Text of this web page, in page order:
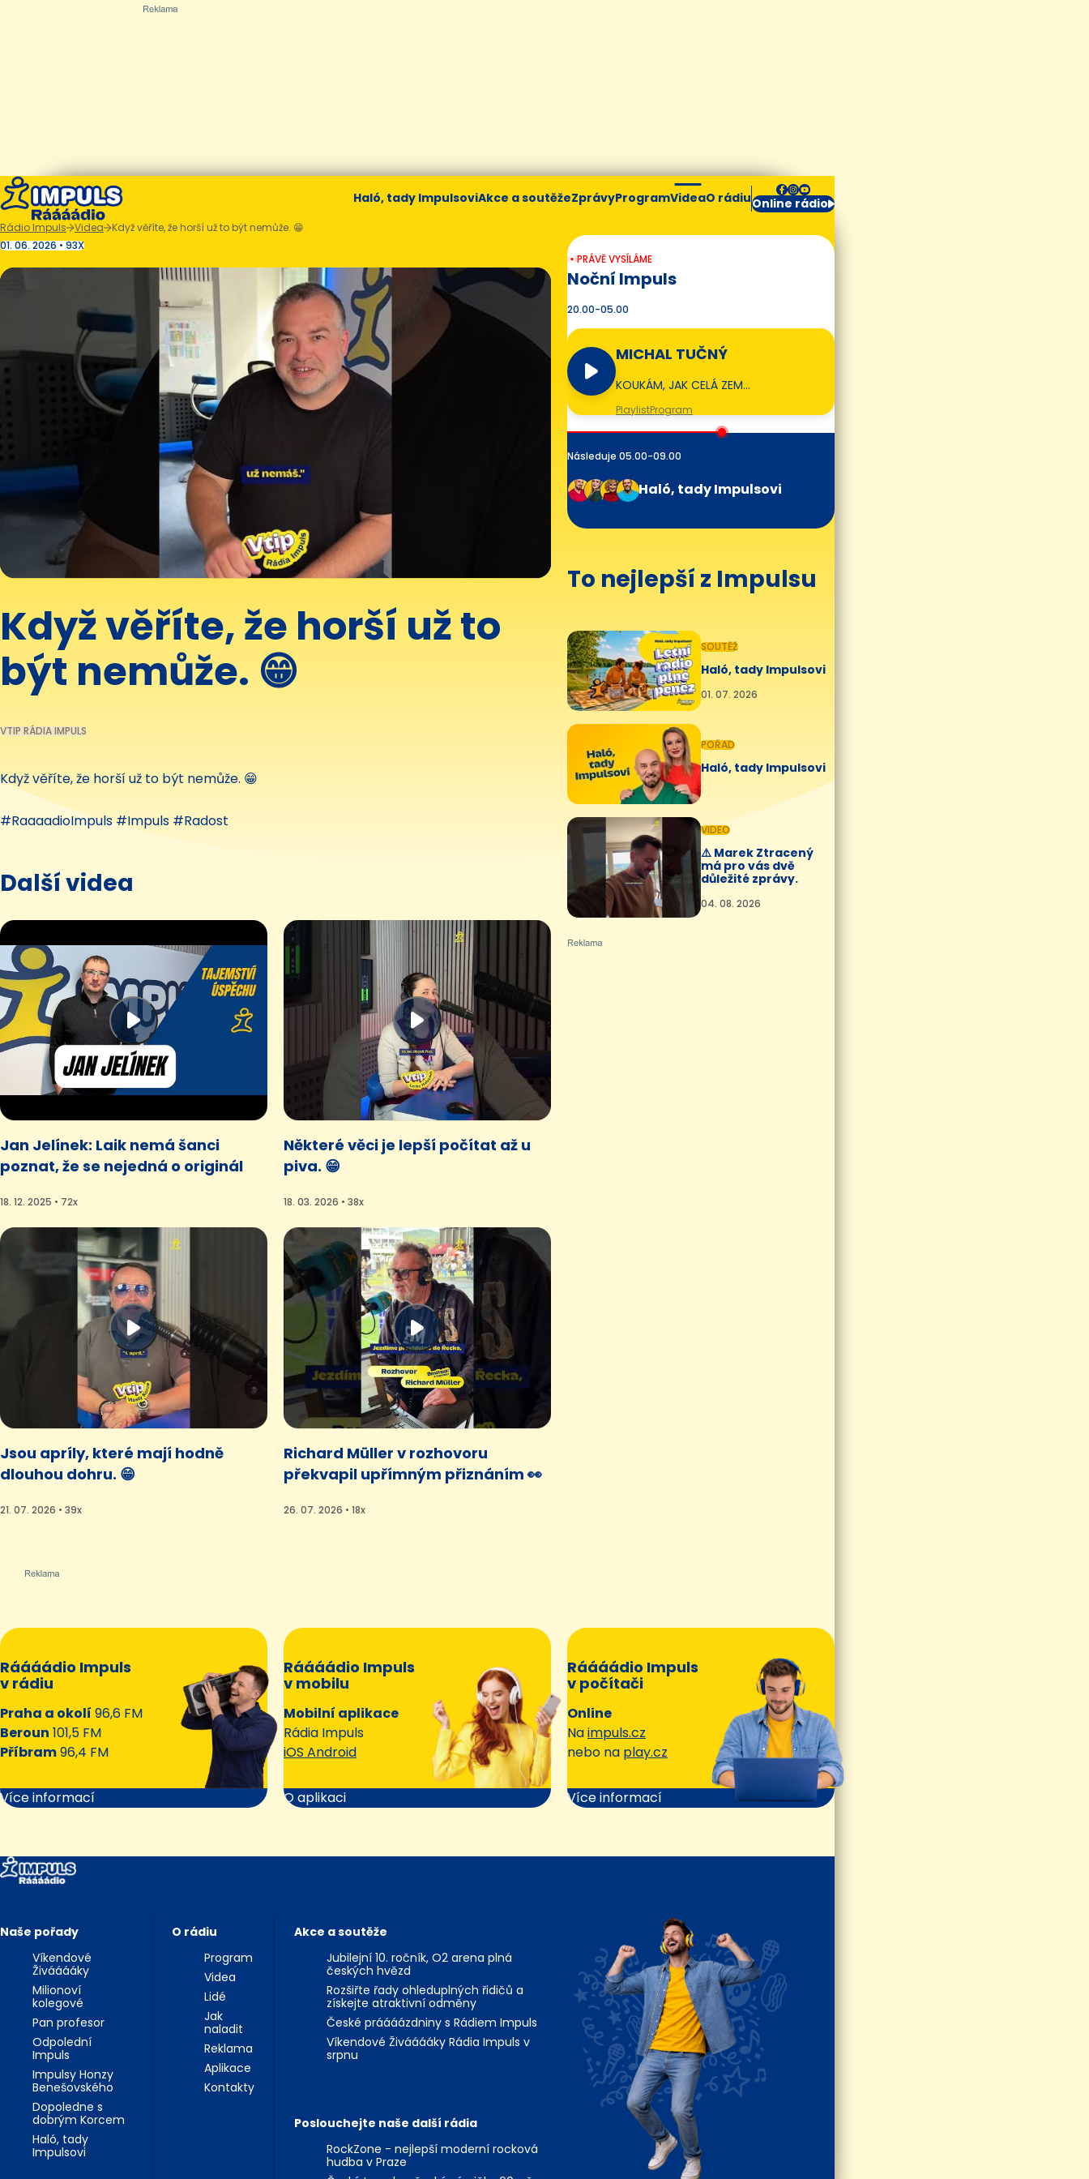
Haló, tady ImpulsoviAkce a soutěžeZprávyProgramVideaO rádiuOnline rádio
Rádio Impuls Videa
Když věříte, že horší už to být nemůže. 😁
01. 06. 2026 • 93X
Když věříte, že horší už to
být nemůže. 😁
VTIP RÁDIA IMPULS
Když věříte, že horší už to být nemůže. 😁
#RaaaadioImpuls #Impuls #Radost
Další videa
Jan Jelínek: Laik nemá šanci
poznat, že se nejedná o originál
18. 12. 2025 • 72x
Některé věci je lepší počítat až u
piva. 😁
18. 03. 2026 • 38x
Jsou apríly, které mají hodně
dlouhou dohru. 😁
21. 07. 2026 • 39x
Richard Müller v rozhovoru
překvapil upřímným přiznáním 👀
26. 07. 2026 • 18x
PRÁVĚ VYSÍLÁME
Noční Impuls
20.00-05.00
MICHAL TUČNÝ
KOUKÁM, JAK CELÁ ZEM…
PlaylistProgram
Následuje 05.00-09.00
Haló, tady Impulsovi
To nejlepší z Impulsu
SOUTĚŽ
Haló, tady Impulsovi
01. 07. 2026
POŘAD
Haló, tady Impulsovi
VIDEO
⚠️ Marek Ztracený
má pro vás dvě
důležité zprávy.
04. 08. 2026
Ráááádio Impuls
v rádiu
Praha a okolí 96,6 FM
Beroun 101,5 FM
Příbram96,4 FM
Více informací
Ráááádio Impuls
v mobilu
Mobilní aplikace
Rádia Impuls
iOS Android
O aplikaci
Ráááádio Impuls
v počítači
Online
Naimpuls.cz
nebo na play.cz
Více informací
Naše pořady
Víkendové
Živááááky
Milionoví
kolegové
Pan profesor
Odpolední
Impuls
Impulsy Honzy
Benešovského
Dopoledne s
dobrým Korcem
Haló, tady
Impulsovi
O rádiu
Program
Videa
Lidé
Jak
naladit
Reklama
Aplikace
Kontakty
Akce a soutěže
Jubilejní 10. ročník, O2 arena plná
českých hvězd
Rozšiřte řady ohleduplných řidičů a
získejte atraktivní odměny
České práááázdniny s Rádiem Impuls
Víkendové Živááááky Rádia Impuls v
srpnu
Poslouchejte naše další rádia
RockZone - nejlepší moderní rocková
hudba v Praze